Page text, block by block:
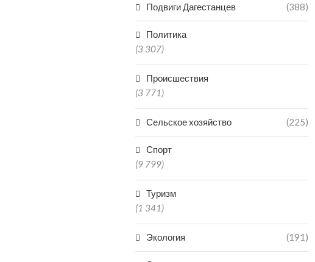
Подвиги Дагестанцев (388)
Политика
(3 307)
Происшествия
(3 771)
Сельское хозяйство (225)
Спорт
(9 799)
Туризм
(1 341)
Экология (191)